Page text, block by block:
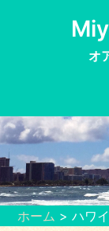
へ
ス
キ
プ
オ
ホーム > ハワ